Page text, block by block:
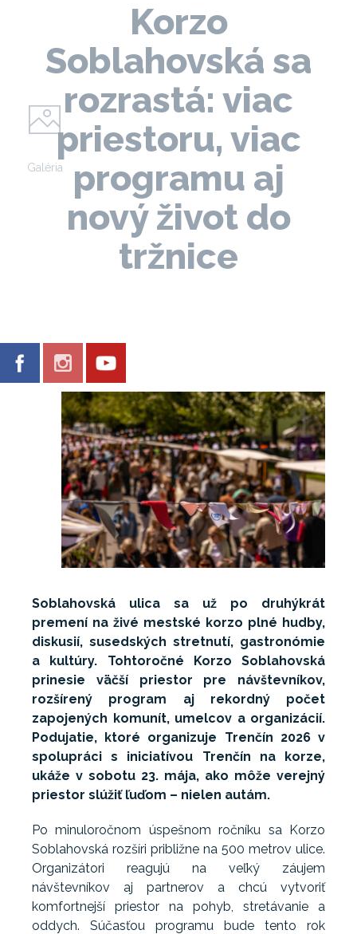
Korzo
Soblahovská sa
rozrastá: viac
priestoru, viac
programu aj
nový život do
tržnice
Galéria
Soblahovská ulica sa už po druhýkrát
premení na živé mestské korzo plné hudby,
diskusií, susedských stretnutí, gastronómie
a kultúry. Tohtoročné Korzo Soblahovská
prinesie väčší priestor pre návštevníkov,
rozšírený program aj rekordný počet
zapojených komunít, umelcov a organizácií.
Podujatie, ktoré organizuje Trenčín 2026 v
spolupráci s iniciatívou Trenčín na korze,
ukáže v sobotu 23. mája, ako môže verejný
priestor slúžiť ľuďom – nielen autám.
Po minuloročnom úspešnom ročníku sa Korzo
Soblahovská rozšíri približne na 500 metrov ulice.
Organizátori reagujú na veľký záujem
návštevníkov aj partnerov a chcú vytvoriť
komfortnejší priestor na pohyb, stretávanie a
oddych. Súčasťou programu bude tento rok